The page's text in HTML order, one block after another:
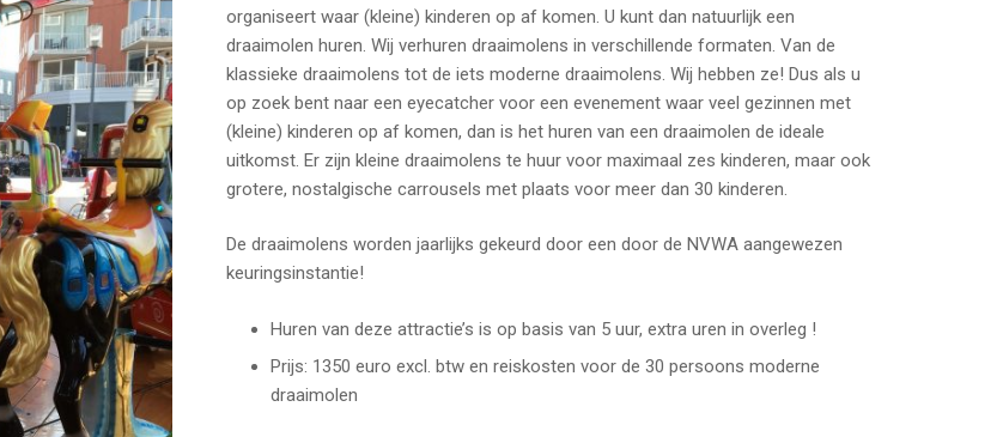
organiseert waar (kleine) kinderen op af komen. U kunt dan natuurlijk een
draaimolen huren. Wij verhuren draaimolens in verschillende formaten. Van de
klassieke draaimolens tot de iets moderne draaimolens. Wij hebben ze! Dus als u
op zoek bent naar een eyecatcher voor een evenement waar veel gezinnen met
(kleine) kinderen op af komen, dan is het huren van een draaimolen de ideale
uitkomst. Er zijn kleine draaimolens te huur voor maximaal zes kinderen, maar ook
grotere, nostalgische carrousels met plaats voor meer dan 30 kinderen.
De draaimolens worden jaarlijks gekeurd door een door de NVWA aangewezen
keuringsinstantie!
Huren van deze attractie’s is op basis van 5 uur, extra uren in overleg !
Prijs: 1350 euro excl. btw en reiskosten voor de 30 persoons moderne
draaimolen